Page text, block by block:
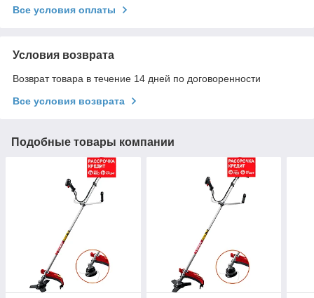
Все условия оплаты
Условия возврата
Возврат товара в течение 14 дней по договоренности
Все условия возврата
Подобные товары компании